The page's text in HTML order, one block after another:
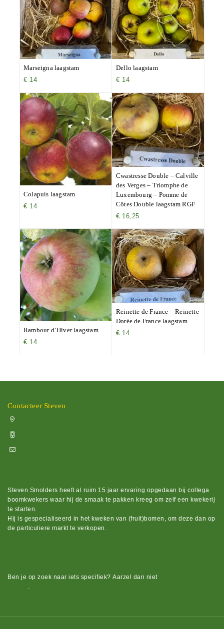
Marseigna laagstam
€ 14
Dello laagstam
€ 14
Colapuis laagstam
€ 14
Cwastresse Double – Calville
des Verges – Triomphe de
Luxembourg – Pomme de
Côtes Double laagstam RGF
€ 16,25
Rambour d’Hiver laagstam
€ 14
Reinette de France – Reinette
Dorée de France laagstam
€ 14
Contacteer Steven
Steven Smolders heeft al ruim 15 jaar ervaring opgedaan bij collega
boomkwekers waar hij de smaak te pakken kreeg om zelf een kwekerij
te starten.
Hij is gespecialiseerd in het kweken van (fruit)bomen, om deze dan op
de particuliere markt te verkopen.
Ben je op zoek naar iets specifiek? Aarzel dan niet
.